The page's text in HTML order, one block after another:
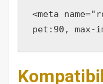
<meta
pet:90, max-